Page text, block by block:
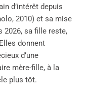
d’intérêt depuis
2010) et sa mise
2026, sa fille reste,
donnent
d’une
mère-fille, à la
plus tôt.